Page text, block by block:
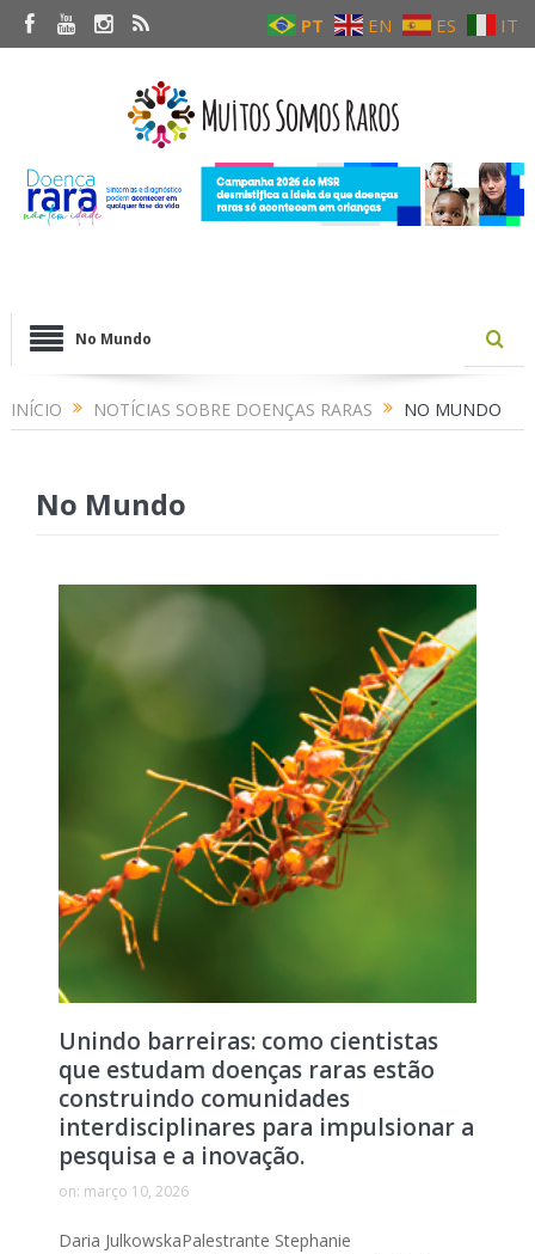
PT EN ES IT
No Mundo
INÍCIO NOTÍCIAS SOBRE DOENÇAS RARAS NO MUNDO
No Mundo
Unindo barreiras: como cientistas
que estudam doenças raras estão
construindo comunidades
interdisciplinares para impulsionar a
pesquisa e a inovação.
on: março 10, 2026
Daria JulkowskaPalestrante Stephanie